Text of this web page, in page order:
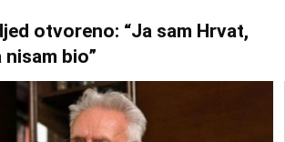
otvoreno: “Ja sam Hrvat,
bio”